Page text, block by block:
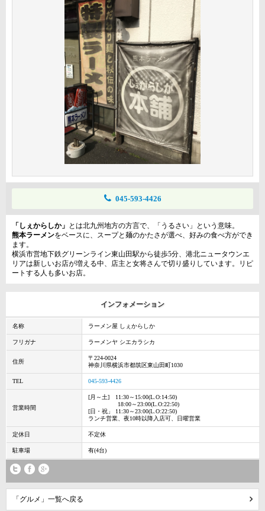
045-593-4426
「しぇからしか」 とは北九州地方の方言で、「うるさい」という意味。
熊本ラーメンをベースに、スープと麺のかたさが選べ、好みの食べ方ができ
ます。
横浜市営地下鉄グリーンライン東山田駅から徒歩5分、港北ニュータウンエ
リアは新しいお店が増える中、店主と女将さんで切り盛りしています。リピ
ートする人も多いお店。
インフォメーション
名称 ラーメン屋 しぇからしか
フリガナ ラーメンヤ シエカラシカ
住所
〒224-0024
神奈川県横浜市都筑区東山田町1030
TEL 045-593-4426
営業時間
[月～土] 11:30～15:00(L.O:14:50)
18:00～23:00(L.O:22:50)
[日・祝」 11:30～23:00(L.O:22:50)
ランチ営業、夜10時以降入店可、日曜営業
定休日 不定休
駐車場 有(4台)
「グルメ」一覧へ戻る